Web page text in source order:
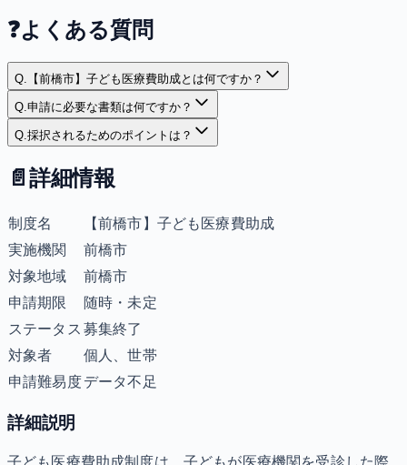
❓よくある質問
Q. 【前橋市】子ども医療費助成とは何ですか？
Q.申請に必要な書類は何ですか？
Q.採択されるためのポイントは？
📄 詳細情報
制度名
【前橋市】子ども医療費助成
実施機関
前橋市
対象地域
前橋市
申請期限
随時・未定
ステータス 募集終了
対象者
個人、世帯
申請難易度データ不足
詳細説明